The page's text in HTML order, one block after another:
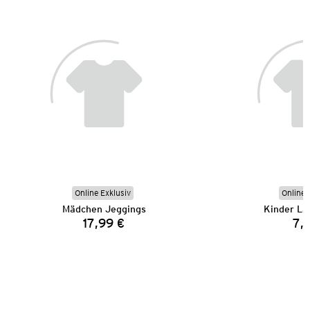
Online Exklusiv
Mädchen Jeggings
Preis:
17,99 €
Online
Kinder